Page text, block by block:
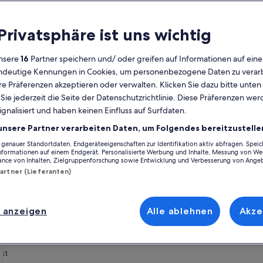
Derzeit
die
Monate
August
2026
und
September
angezeigt.
MoMontag
DiDienstag
MiMittwoch
DoDonnerstag
Fr Freitag
SaSamstag
SoSonntag
3 4 5 6 7 8 9
10 11 12
23
30
31
MoMontag
Di
7 8 9
21 22
28 29
Ferienunterkünfte
möchtest, stöbere durch unsere Feriendomizile und finde
deinen Vierbeinern, du kannst dich auf all die Annehmlichkeiten
in nur wenigen Klicks kannst du die Unterkunft buchen, die
einschließlich Häusern, die über barrierarme Optionen
– Die Käserei von
in Savoie - calm & nature view
ist uns wichtig
16 Partner speichern und/ oder greifen auf Informationen auf
Kennungen in Cookies, um personenbezogene Daten zu
Präferenzen akzeptieren oder verwalten. Klicken Sie dazu bitte
jederzeit die Seite der Datenschutzrichtlinie. Diese Präferenzen
und haben keinen Einfluss auf Surfdaten.
Partner verarbeiten Daten, um Folgendes
Standortdaten. Endgeräteeigenschaften zur Identifikation aktiv abfragen.
auf einem Endgerät. Personalisierte Werbung und Inhalte, Messung von
von Inhalten, Zielgruppenforschung sowie Entwicklung und Verbesserung von
(Lieferanten)
Alle ablehnen